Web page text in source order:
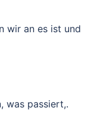
wir an es ist und
was passiert,.